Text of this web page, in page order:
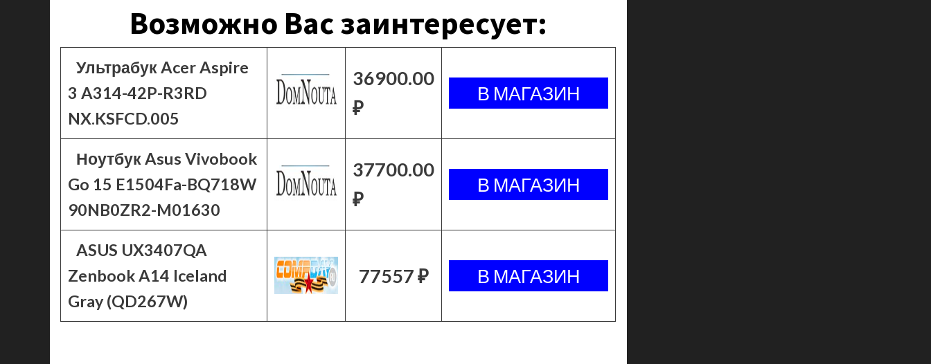
Возможно Вас заинтересует:
Ультрабук Acer Aspire
3 A314-42P-R3RD
NX.KSFCD.005
36900.00
₽
Ноутбук Asus Vivobook
Go 15 E1504Fa-BQ718W
90NB0ZR2-M01630
37700.00
₽
ASUS UX3407QA
Zenbook A14 Iceland
Gray (QD267W)
77557 ₽